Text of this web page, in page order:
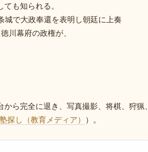
も知られる。
城で大政奉還を表明し朝廷に上奏
川幕府の政権が、
ら完全に退き、写真撮影、将棋、狩猟、
探し（教育メディア） ）。